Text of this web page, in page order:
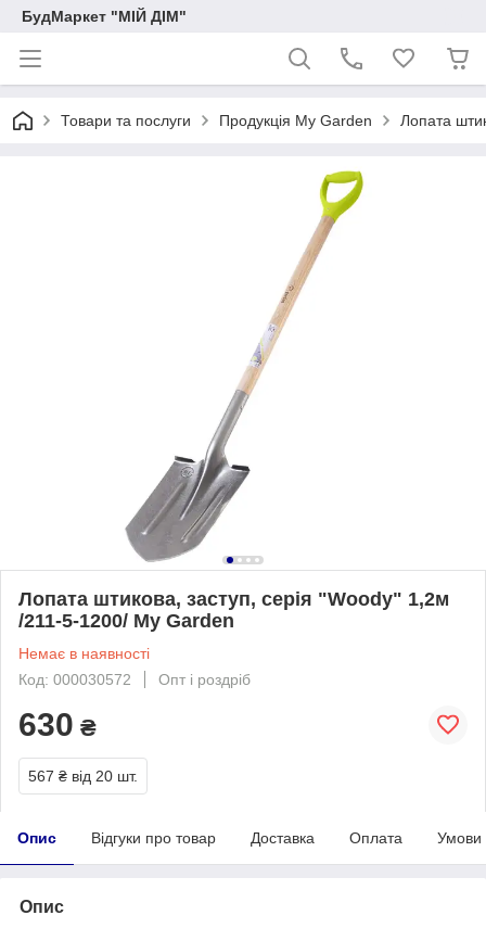
БудМаркет "МІЙ ДІМ"
Товари та послуги Продукція My Garden Лопата
Лопата штикова, заступ, серія "Woody" 1,2м
/211-5-1200/ My Garden
Немає в наявності
Код: 000030572
Опт і роздріб
630 ₴
567 ₴ від 20 шт.
Опис Відгуки про товар Доставка Оплата Умови
Опис